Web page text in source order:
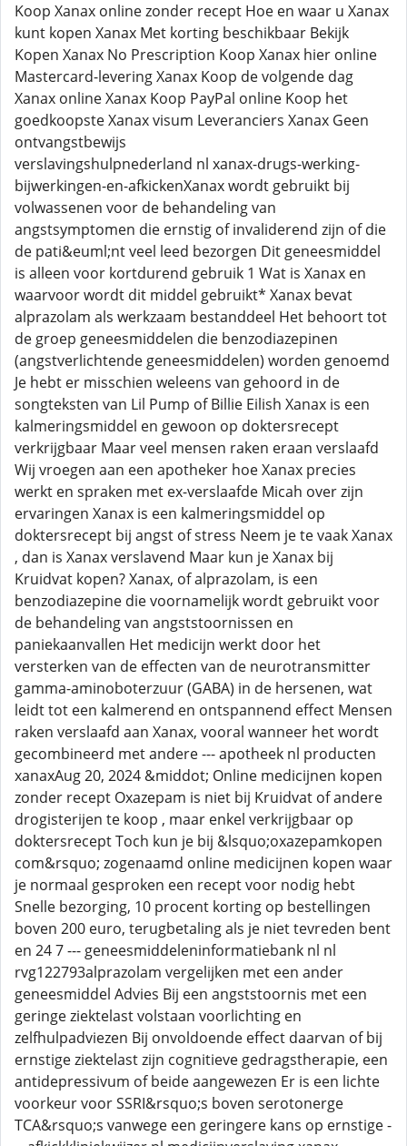
Koop Xanax online zonder recept Hoe en waar u Xanax
kunt kopen Xanax Met korting beschikbaar Bekijk
Kopen Xanax No Prescription Koop Xanax hier online
Mastercard-levering Xanax Koop de volgende dag
Xanax online Xanax Koop PayPal online Koop het
goedkoopste Xanax visum Leveranciers Xanax Geen
ontvangstbewijs
verslavingshulpnederland nl xanax-drugs-werking-
bijwerkingen-en-afkickenXanax wordt gebruikt bij
volwassenen voor de behandeling van
angstsymptomen die ernstig of invaliderend zijn of die
de pati&euml;nt veel leed bezorgen Dit geneesmiddel
is alleen voor kortdurend gebruik 1 Wat is Xanax en
waarvoor wordt dit middel gebruikt* Xanax bevat
alprazolam als werkzaam bestanddeel Het behoort tot
de groep geneesmiddelen die benzodiazepinen
(angstverlichtende geneesmiddelen) worden genoemd
Je hebt er misschien weleens van gehoord in de
songteksten van Lil Pump of Billie Eilish Xanax is een
kalmeringsmiddel en gewoon op doktersrecept
verkrijgbaar Maar veel mensen raken eraan verslaafd
Wij vroegen aan een apotheker hoe Xanax precies
werkt en spraken met ex-verslaafde Micah over zijn
ervaringen Xanax is een kalmeringsmiddel op
doktersrecept bij angst of stress Neem je te vaak Xanax
, dan is Xanax verslavend Maar kun je Xanax bij
Kruidvat kopen? Xanax, of alprazolam, is een
benzodiazepine die voornamelijk wordt gebruikt voor
de behandeling van angststoornissen en
paniekaanvallen Het medicijn werkt door het
versterken van de effecten van de neurotransmitter
gamma-aminoboterzuur (GABA) in de hersenen, wat
leidt tot een kalmerend en ontspannend effect Mensen
raken verslaafd aan Xanax, vooral wanneer het wordt
gecombineerd met andere --- apotheek nl producten
xanaxAug 20, 2024 &middot; Online medicijnen kopen
zonder recept Oxazepam is niet bij Kruidvat of andere
drogisterijen te koop , maar enkel verkrijgbaar op
doktersrecept Toch kun je bij &lsquo;oxazepamkopen
com&rsquo; zogenaamd online medicijnen kopen waar
je normaal gesproken een recept voor nodig hebt
Snelle bezorging, 10 procent korting op bestellingen
boven 200 euro, terugbetaling als je niet tevreden bent
en 24 7 --- geneesmiddeleninformatiebank nl nl
rvg122793alprazolam vergelijken met een ander
geneesmiddel Advies Bij een angststoornis met een
geringe ziektelast volstaan voorlichting en
zelfhulpadviezen Bij onvoldoende effect daarvan of bij
ernstige ziektelast zijn cognitieve gedragstherapie, een
antidepressivum of beide aangewezen Er is een lichte
voorkeur voor SSRI&rsquo;s boven serotonerge
TCA&rsquo;s vanwege een geringere kans op ernstige -